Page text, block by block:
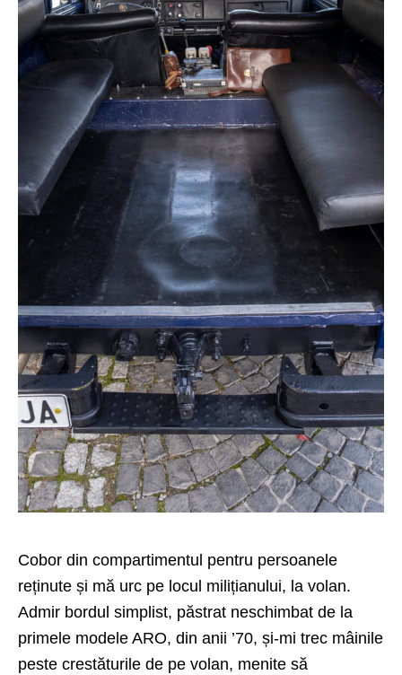
Cobor din compartimentul pentru persoanele
reținute și mă urc pe locul milițianului, la volan.
Admir bordul simplist, păstrat neschimbat de la
primele modele ARO, din anii ’70, și-mi trec mâinile
peste crestăturile de pe volan, menite să